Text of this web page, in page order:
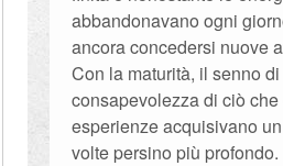
abbandonavano ogni
ancora concedersi nuove
Con la maturità, il senno
consapevolezza di ciò
esperienze acquisivano
volte persino più profondo.